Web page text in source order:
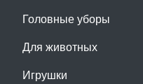
Головные уборы
Для животных
Игрушки